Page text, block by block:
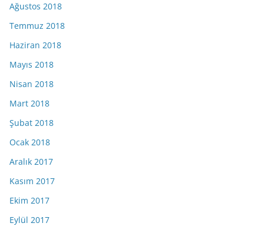
Ağustos 2018
Temmuz 2018
Haziran 2018
Mayıs 2018
Nisan 2018
Mart 2018
Şubat 2018
Ocak 2018
Aralık 2017
Kasım 2017
Ekim 2017
Eylül 2017